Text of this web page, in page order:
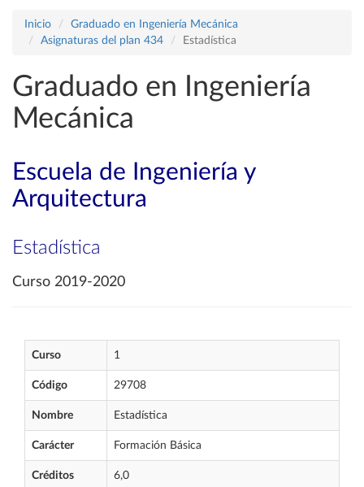
Inicio
Graduado en Ingeniería Mecánica
Asignaturas del plan 434
Estadística
Graduado en Ingeniería
Mecánica
Escuela de Ingeniería y
Arquitectura
Estadística
Curso 2019-2020
Curso 1
Código 29708
Nombre Estadística
Carácter Formación Básica
Créditos 6,0